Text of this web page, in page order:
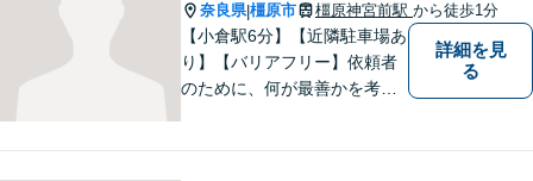
奈良県|橿原市 橿原神宮前駅 から徒歩1分
【小倉駅6分】【近隣駐車場あ
り】【バリアフリー】依頼者
のために、何が最善かを考
詳細を見
る